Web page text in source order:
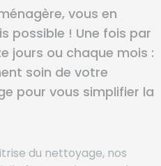
vous en
possible ! Une fois par
jours ou chaque mois :
soin de votre
pour vous simplifier la
du nettoyage, nos